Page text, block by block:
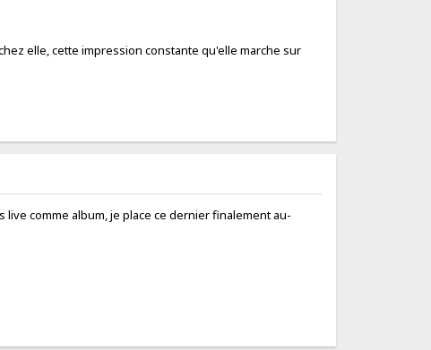
elle, cette impression constante qu'elle marche sur
comme album, je place ce dernier finalement au-